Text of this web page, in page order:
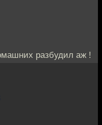
разбудил аж !